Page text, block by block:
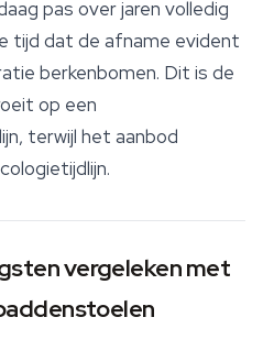
pas over jaren volledig
tijd dat de afname evident
berkenbomen. Dit is de
op een
terwijl het aanbod
vergeleken met